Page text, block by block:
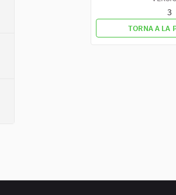
3
TORNA A LA